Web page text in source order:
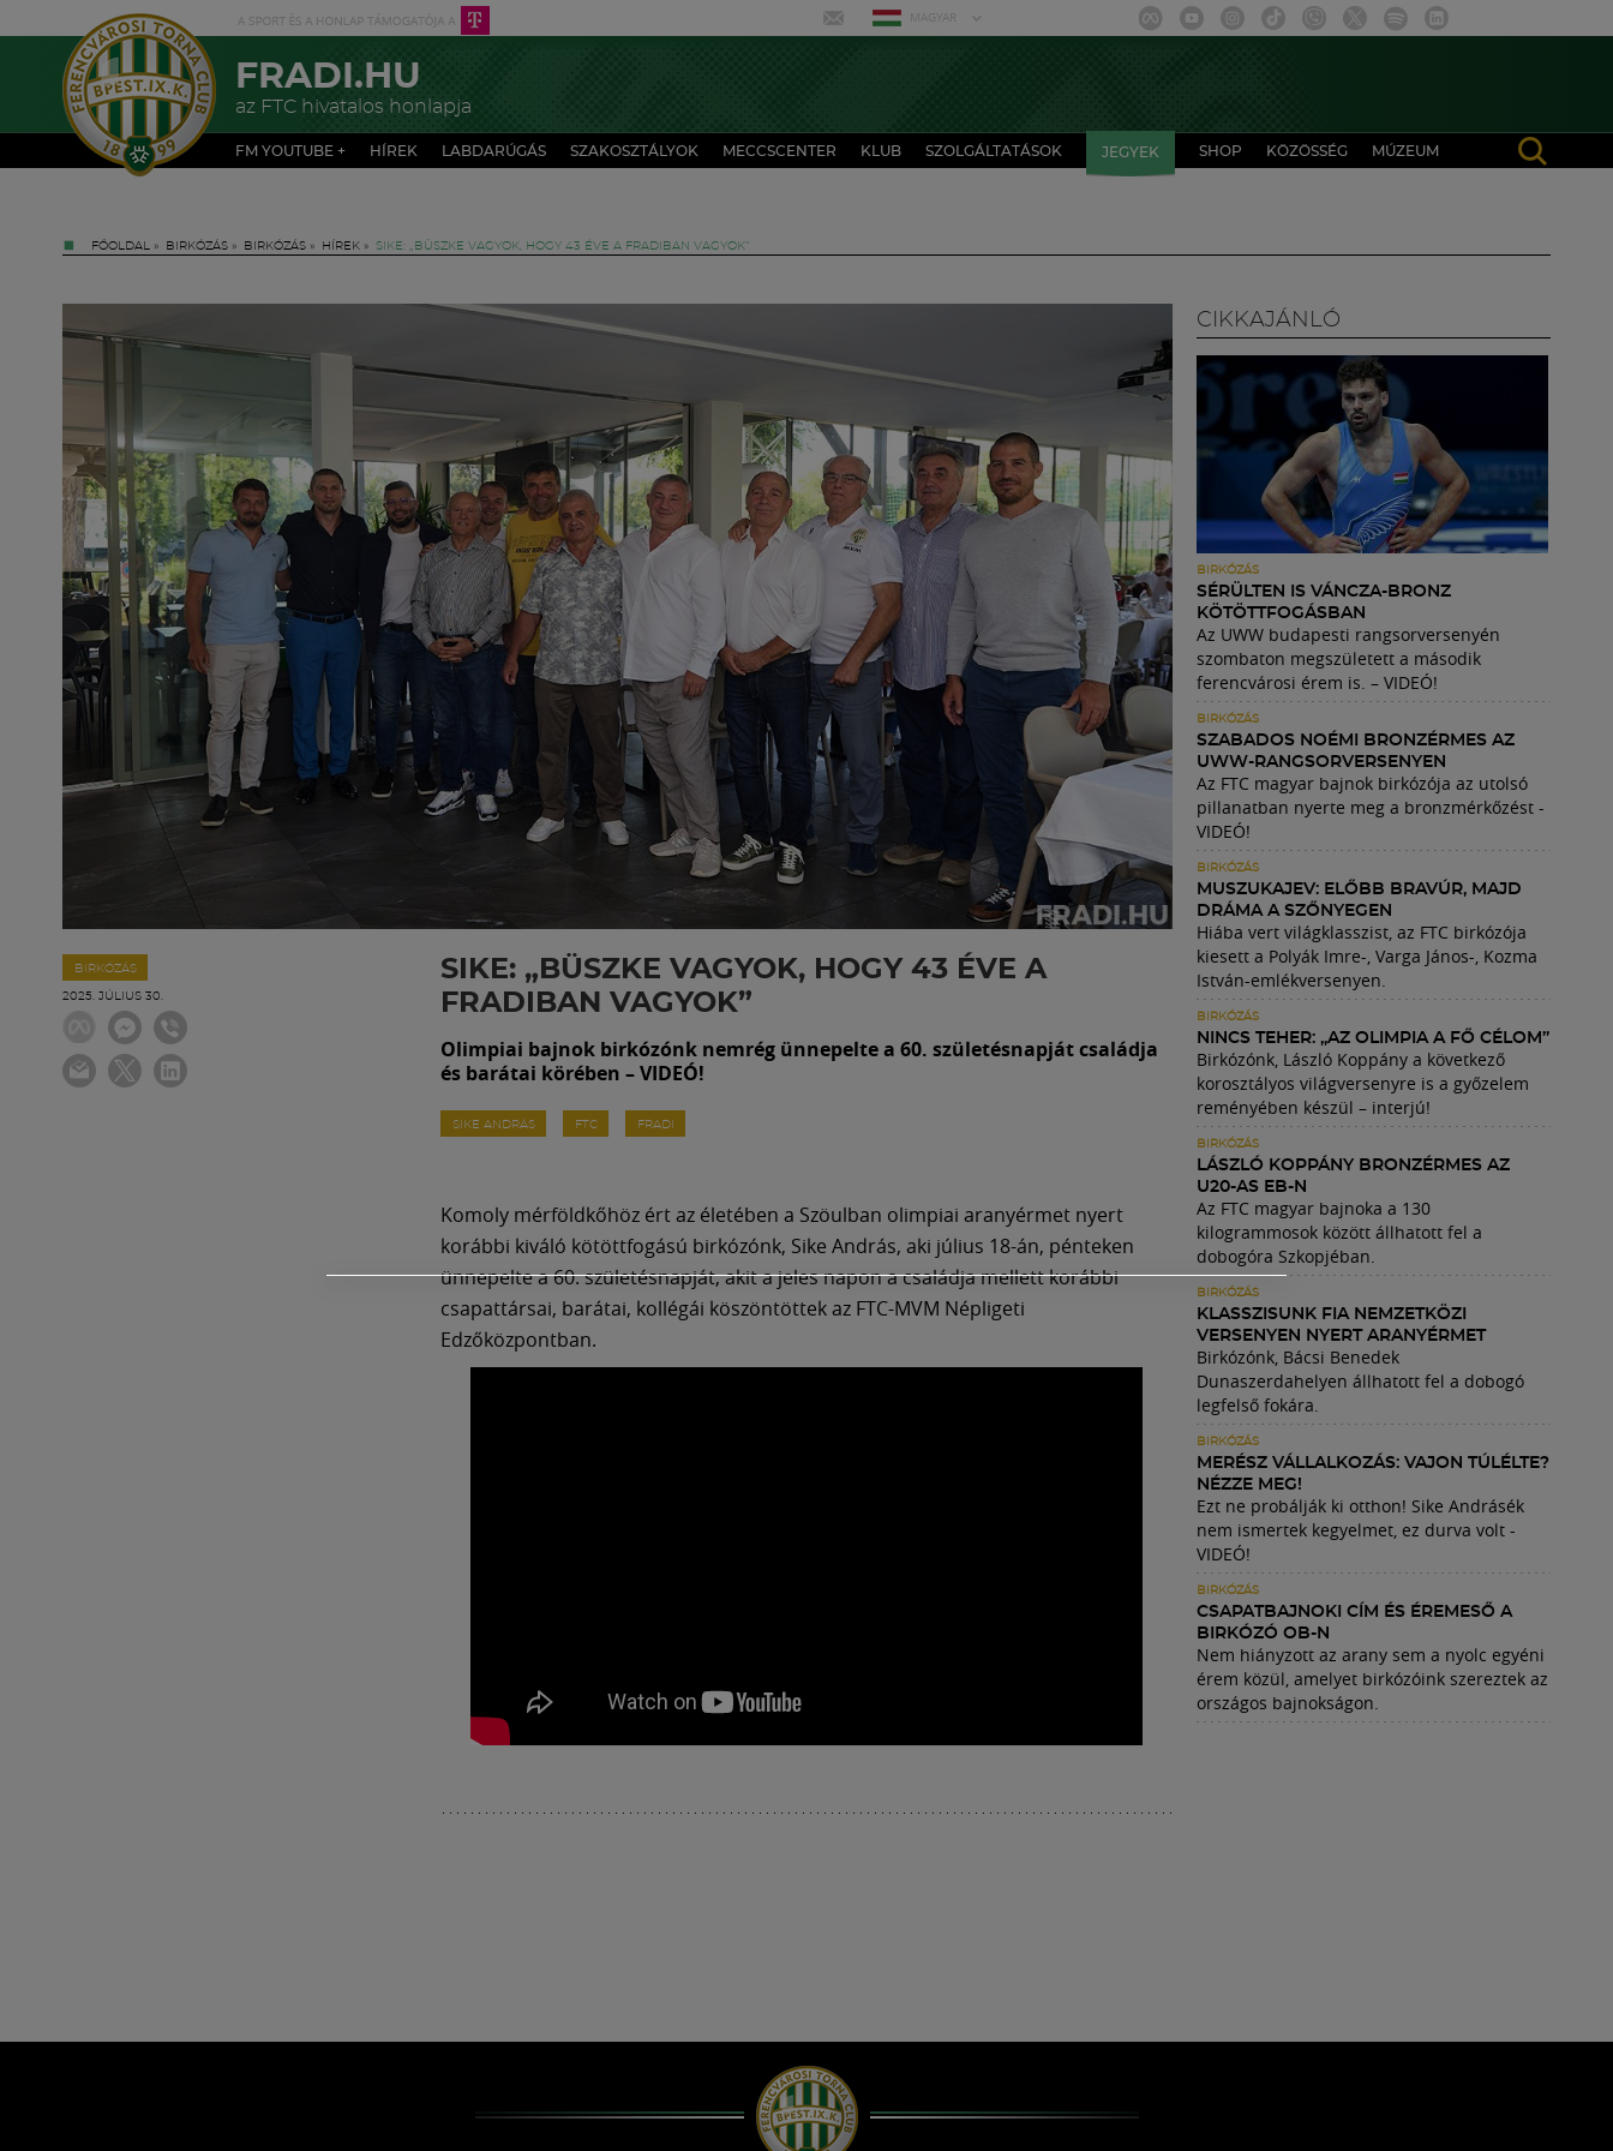
MAGYAR
FRADI.HU
az FTC hivatalos honlapja
FM YOUTUBE + HÍREK LABDARÚGÁS SZAKOSZTÁLYOK MECCSCENTER KLUB SZOLGÁLTATÁSOK JEGYEK SHOP KÖZÖSSÉG MÚZEUM
FŐOLDAL » BIRKÓZÁS » BIRKÓZÁS » HÍREK » SIKE: „BÜSZKE VAGYOK, HOGY 43 ÉVE A FRADIBAN VAGYOK”
BIRKÓZÁS
2025. JÚLIUS 30.
SIKE: „BÜSZKE VAGYOK, HOGY 43 ÉVE A
FRADIBAN VAGYOK”
Olimpiai bajnok birkózónk nemrég ünnepelte a 60. születésnapját családja
és barátai körében – VIDEÓ!
SIKE ANDRÁS FTC FRADI
Komoly mérföldkőhöz ért az életében a Szöulban olimpiai aranyérmet nyert
korábbi kiváló kötöttfogású birkózónk, Sike András, aki július 18-án, pénteken
ünnepelte a 60. születésnapját, akit a jeles napon a családja mellett korábbi
csapattársai, barátai, kollégái köszöntöttek az FTC-MVM Népligeti
Edzőközpontban.
CIKKAJÁNLÓ
BIRKÓZÁS
SÉRÜLTEN IS VÁNCZA-BRONZ
KÖTÖTTFOGÁSBAN
Az UWW budapesti rangsorversenyén
szombaton megszületett a második
ferencvárosi érem is. – VIDEÓ!
BIRKÓZÁS
SZABADOS NOÉMI BRONZÉRMES AZ
UWW-RANGSORVERSENYEN
Az FTC magyar bajnok birkózója az utolsó
pillanatban nyerte meg a bronzmérkőzést -
VIDEÓ!
BIRKÓZÁS
MUSZUKAJEV: ELŐBB BRAVÚR, MAJD
DRÁMA A SZŐNYEGEN
Hiába vert világklasszist, az FTC birkózója
kiesett a Polyák Imre-, Varga János-, Kozma
István-emlékversenyen.
BIRKÓZÁS
NINCS TEHER: „AZ OLIMPIA A FŐ CÉLOM”
Birkózónk, László Koppány a következő
korosztályos világversenyre is a győzelem
reményében készül – interjú!
BIRKÓZÁS
LÁSZLÓ KOPPÁNY BRONZÉRMES AZ
U20-AS EB-N
Az FTC magyar bajnoka a 130
kilogrammosok között állhatott fel a
dobogóra Szkopjéban.
BIRKÓZÁS
KLASSZISUNK FIA NEMZETKÖZI
VERSENYEN NYERT ARANYÉRMET
Birkózónk, Bácsi Benedek
Dunaszerdahelyen állhatott fel a dobogó
legfelső fokára.
BIRKÓZÁS
MERÉSZ VÁLLALKOZÁS: VAJON TÚLÉLTE?
NÉZZE MEG!
Ezt ne probálják ki otthon! Sike Andrásék
nem ismertek kegyelmet, ez durva volt -
VIDEÓ!
BIRKÓZÁS
CSAPATBAJNOKI CÍM ÉS ÉREMESŐ A
BIRKÓZÓ OB-N
Nem hiányzott az arany sem a nyolc egyéni
érem közül, amelyet birkózóink szereztek az
országos bajnokságon.